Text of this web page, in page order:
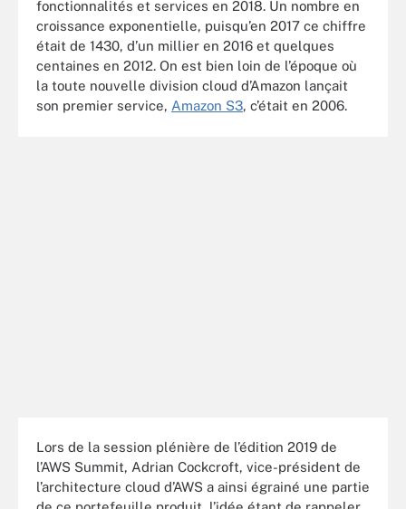
fonctionnalités et services en 2018. Un nombre en
croissance exponentielle, puisqu’en 2017 ce chiffre
était de 1430, d’un millier en 2016 et quelques
centaines en 2012. On est bien loin de l’époque où
la toute nouvelle division cloud d’Amazon lançait
son premier service, Amazon S3, c’était en 2006.
Lors de la session plénière de l’édition 2019 de
l’AWS Summit, Adrian Cockcroft, vice-président de
l’architecture cloud d’AWS a ainsi égrainé une partie